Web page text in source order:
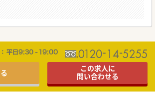
この求人に
問い合わせる